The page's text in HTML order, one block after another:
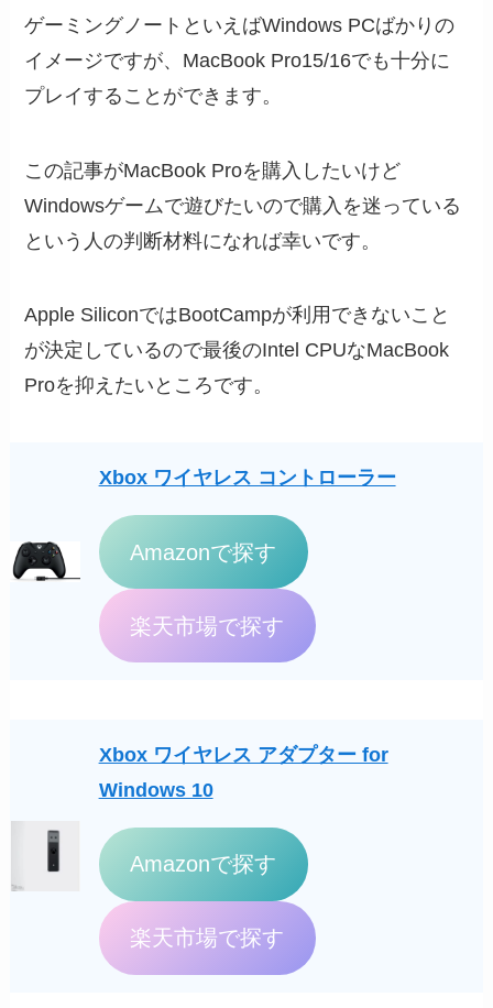
ゲーミングノートといえばWindows PCばかりの
イメージですが、MacBook Pro15/16でも十分に
プレイすることができます。
この記事がMacBook Proを購入したいけど
Windowsゲームで遊びたいので購入を迷っている
という人の判断材料になれば幸いです。
Apple SiliconではBootCampが利用できないこと
が決定しているので最後のIntel CPUなMacBook
Proを抑えたいところです。
Xbox ワイヤレス コントローラー
Amazonで探す
楽天市場で探す
Xbox ワイヤレス アダプター for
Windows 10
Amazonで探す
楽天市場で探す